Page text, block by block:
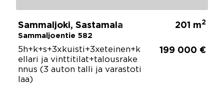
Sammaljoki, Sastamala
Sammaljoentie 582
201 m2
5h+k+s+3xkuisti+3xeteinen+k
ellari ja vinttitilat+talousrake
nnus (3 auton talli ja varastoti
laa)
199 000 €